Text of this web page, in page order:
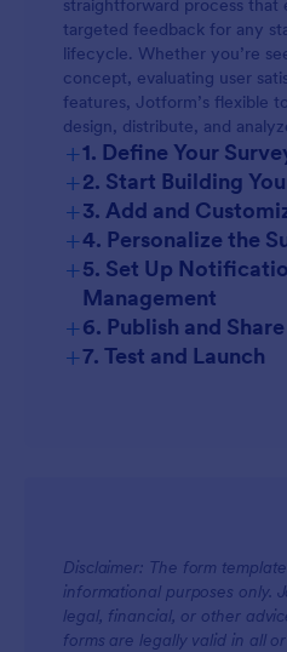
straightforward process
targeted feedback for any
lifecycle. Whether you’re
concept, evaluating user
features, Jotform’s flexible
design, distribute, and
+1. Define Your
+2. Start Building
+3. Add and
+4. Personalize the
+5. Set Up
Management
+6. Publish and
+7. Test and Launch
Disclaimer: The form
informational purposes only.
legal, financial, or other
forms are legally valid in all